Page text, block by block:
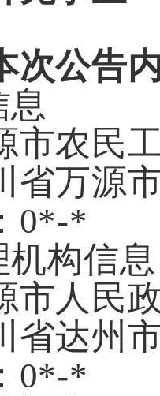
次公告
息
市农民
省万源
0*-*
构信息
市人民
省达州
0*-*